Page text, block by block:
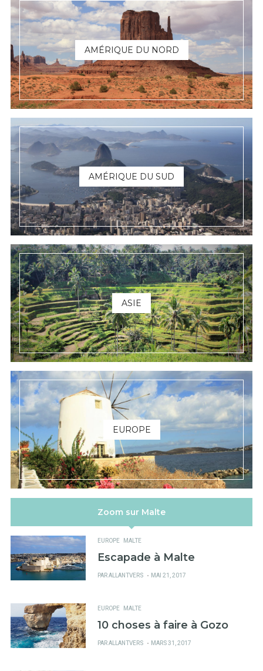
AMÉRIQUE DU NORD
AMÉRIQUE DU SUD
ASIE
EUROPE
Zoom sur Malte
EUROPE MALTE
Escapade à Malte
PARALLANTVERS
PUBLIÉ
MAI 21, 2017
EUROPE MALTE
10 choses à faire à Gozo
PARALLANTVERS
PUBLIÉ
MARS 31, 2017